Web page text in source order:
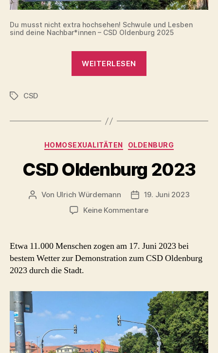
Du musst nicht extra hochsehen! Schwule und Lesben
sind deine Nachbar*innen – CSD Oldenburg 2025
WEITERLESEN
Schlagwörter
CSD
Kategorien
HOMOSEXUALITÄTEN OLDENBURG
CSD Oldenburg 2023
Beitragsautor
Von Ulrich Würdemann Beitragsdatum
19. Juni 2023
Keine Kommentarezu
2023
Etwa 11.000 Menschen zogen am 17. Juni 2023 bei
bestem Wetter zur Demonstration zum CSD Oldenburg
2023 durch die Stadt.